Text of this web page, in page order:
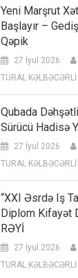
Yeni Marşrut
Başlayır –
Qəpik
27 İyul 2026
TURAL KƏLBƏCƏRLİ
Qubada
Sürücü Hadisə
27 İyul 2026
TURAL KƏLBƏCƏRLİ
“XXI Əsrdə Iş
Diplom Kifayət
RƏYİ
27 İyul 2026
TURAL KƏLBƏCƏRLİ